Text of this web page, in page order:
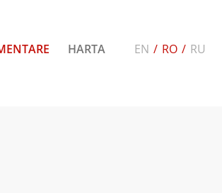
HARTA EN / RO / RU